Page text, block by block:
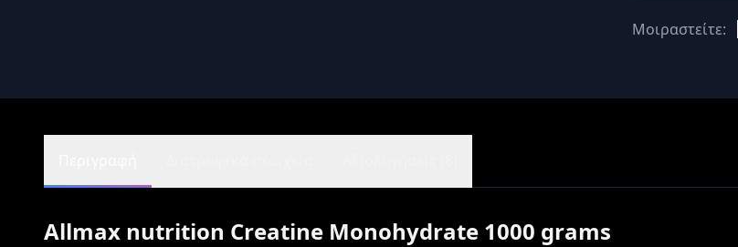
Μοιραστείτε:
Allmax nutrition Creatine Monohydrate 1000 grams